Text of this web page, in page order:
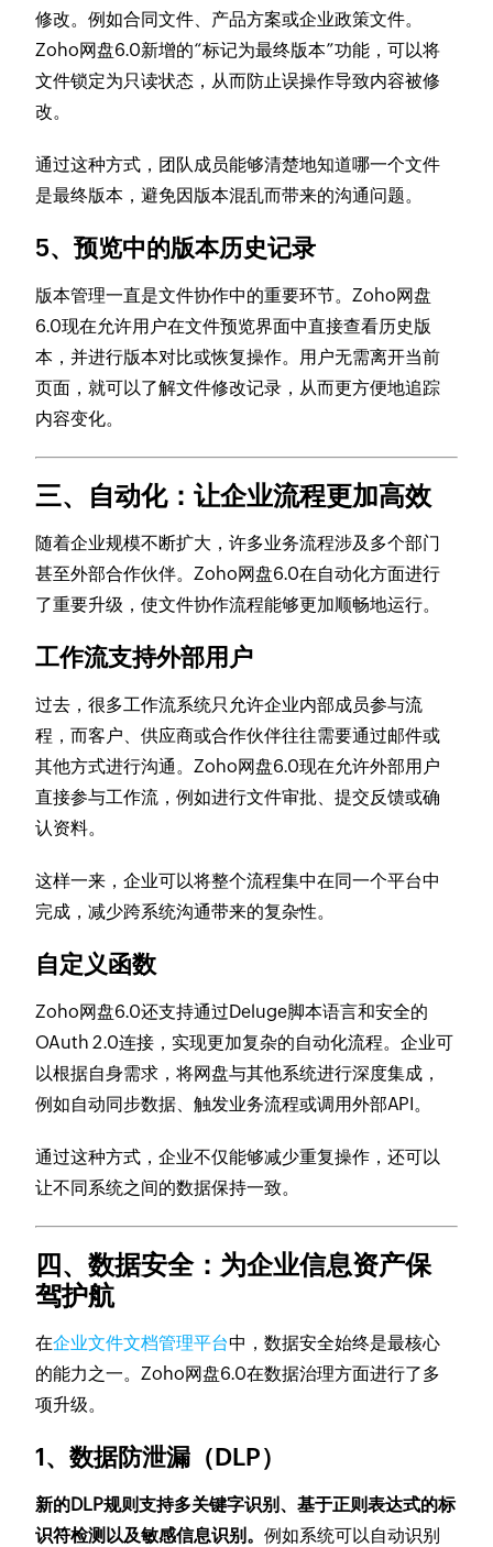
修改。例如合同文件、产品方案或企业政策文件。
Zoho网盘6.0新增的“标记为最终版本”功能，可以将
文件锁定为只读状态，从而防止误操作导致内容被修
改。
通过这种方式，团队成员能够清楚地知道哪一个文件
是最终版本，避免因版本混乱而带来的沟通问题。
5、预览中的版本历史记录
版本管理一直是文件协作中的重要环节。Zoho网盘
6.0现在允许用户在文件预览界面中直接查看历史版
本，并进行版本对比或恢复操作。用户无需离开当前
页面，就可以了解文件修改记录，从而更方便地追踪
内容变化。
三、自动化：让企业流程更加高效
随着企业规模不断扩大，许多业务流程涉及多个部门
甚至外部合作伙伴。Zoho网盘6.0在自动化方面进行
了重要升级，使文件协作流程能够更加顺畅地运行。
工作流支持外部用户
过去，很多工作流系统只允许企业内部成员参与流
程，而客户、供应商或合作伙伴往往需要通过邮件或
其他方式进行沟通。Zoho网盘6.0现在允许外部用户
直接参与工作流，例如进行文件审批、提交反馈或确
认资料。
这样一来，企业可以将整个流程集中在同一个平台中
完成，减少跨系统沟通带来的复杂性。
自定义函数
Zoho网盘6.0还支持通过Deluge脚本语言和安全的
OAuth 2.0连接，实现更加复杂的自动化流程。企业可
以根据自身需求，将网盘与其他系统进行深度集成，
例如自动同步数据、触发业务流程或调用外部API。
通过这种方式，企业不仅能够减少重复操作，还可以
让不同系统之间的数据保持一致。
四、数据安全：为企业信息资产保
驾护航
在企业文件文档管理平台中，数据安全始终是最核心
的能力之一。Zoho网盘6.0在数据治理方面进行了多
项升级。
1、数据防泄漏（DLP）
新的DLP规则支持多关键字识别、基于正则表达式的标
识符检测以及敏感信息识别。例如系统可以自动识别